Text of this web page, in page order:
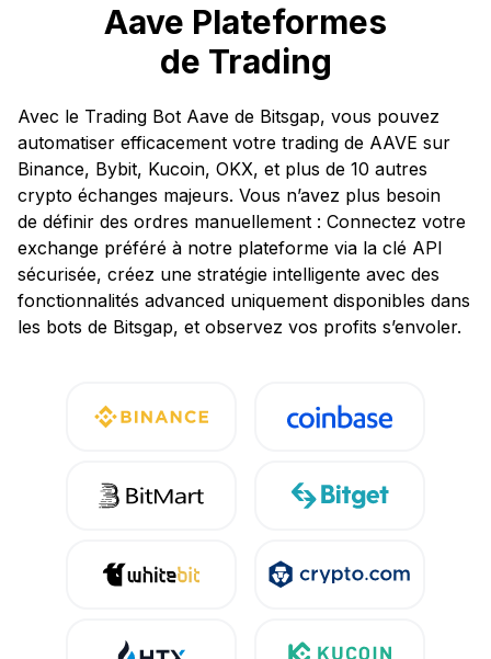
Aave Plateformes
de Trading
Avec le Trading Bot Aave de Bitsgap, vous pouvez
automatiser efficacement votre trading de AAVE sur
Binance, Bybit, Kucoin, OKX, et plus de 10 autres
crypto échanges majeurs. Vous n’avez plus besoin
de définir des ordres manuellement : Connectez votre
exchange préféré à notre plateforme via la clé API
sécurisée, créez une stratégie intelligente avec des
fonctionnalités advanced uniquement disponibles dans
les bots de Bitsgap, et observez vos profits s’envoler.